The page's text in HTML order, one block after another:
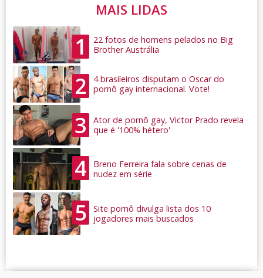
MAIS LIDAS
1
22 fotos de homens pelados no Big
Brother Austrália
2
4 brasileiros disputam o Oscar do
pornô gay internacional. Vote!
3
Ator de pornô gay, Victor Prado revela
que é '100% hétero'
4
Breno Ferreira fala sobre cenas de
nudez em série
5
Site pornô divulga lista dos 10
jogadores mais buscados